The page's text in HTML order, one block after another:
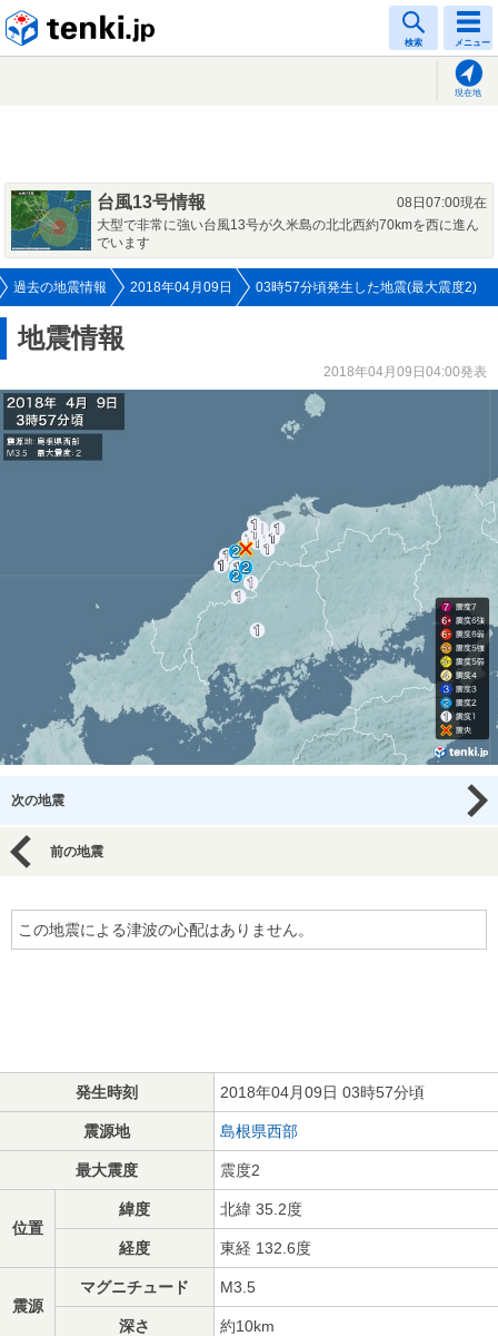
検索 メニュー
現在地
台風13号情報
08日07:00現在
大型で非常に強い台風13号が久米島の北北西約70kmを西に進ん
でいます
過去の地震情報 2018年04月09日 03時57分頃発生した地震(最大震度2)
地震情報
2018年04月09日04:00発表
次の地震
前の地震
この地震による津波の心配はありません。
発生時刻 2018年04月09日 03時57分頃
震源地 島根県西部
最大震度 震度2
位置
緯度 北緯 35.2度
経度 東経 132.6度
震源
マグニチュード M3.5
深さ 約10km